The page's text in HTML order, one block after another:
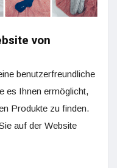
von
benutzerfreundliche
es Ihnen ermöglicht,
Produkte zu finden.
auf der Website